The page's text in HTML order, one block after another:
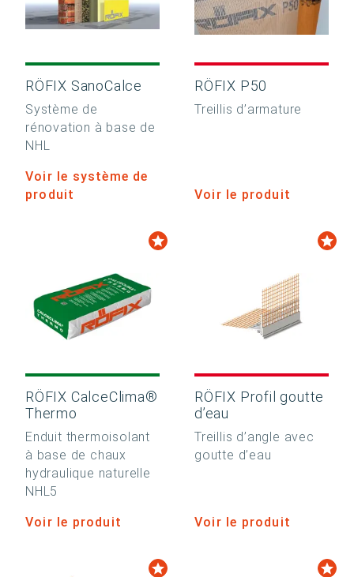
RÖFIX SanoCalce
Système de
rénovation à base de
NHL
Voir le système de
produit
RÖFIX P50
Treillis d’armature
Voir le produit
RÖFIX CalceClima®
Thermo
Enduit thermoisolant
à base de chaux
hydraulique naturelle
NHL5
Voir le produit
RÖFIX Profil goutte
d’eau
Treillis d’angle avec
goutte d’eau
Voir le produit